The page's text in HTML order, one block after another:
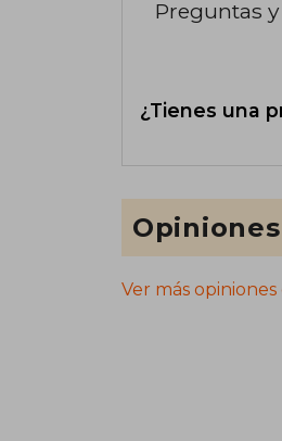
Preguntas
¿Tienes una
Ver más